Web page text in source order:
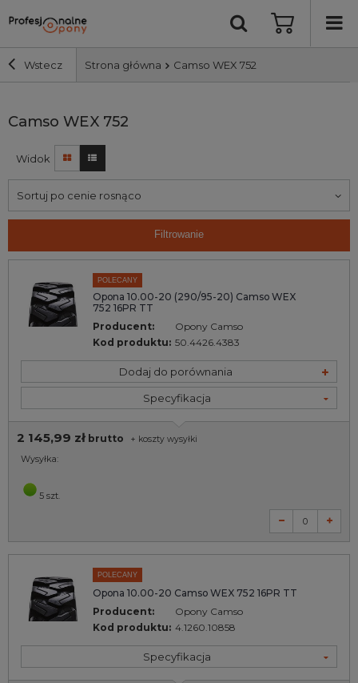
Wstecz Strona główna Camso WEX 752
Szerokość i profil
Średnica
Producent
Nośność
Wyszukaj
Camso WEX 752
Widok
Sortuj po cenie rosnąco
Filtrowanie
POLECANY
Opona 10.00-20 (290/95-20) Camso WEX
752 16PR TT
Producent:
Opony Camso
Kod produktu: 50.4426.4383
Dodaj do porównania
Specyfikacja
2 145,99 zł brutto + koszty wysyłki
Wysyłka:
5 szt.
POLECANY
Opona 10.00-20 Camso WEX 752 16PR TT
Producent:
Opony Camso
Kod produktu: 4.1260.10858
Specyfikacja